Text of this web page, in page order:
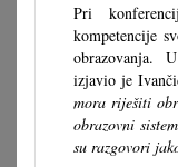
Pri
kompetencije
obrazovanja.
izjavio je
mora riješiti
obrazovni
su razgovori